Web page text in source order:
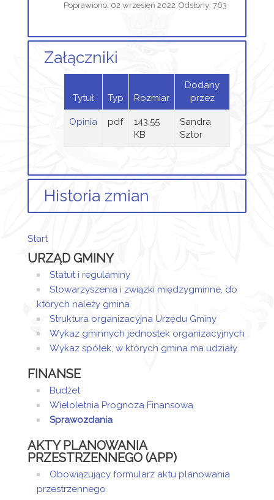
Poprawiono: 02 wrzesień 2022 Odsłony: 763
Załączniki
Tytuł Typ Rozmiar
Dodany
przez
Opinia pdf
143.55
KB
Sandra
Sztor
Historia zmian
został
utworzony.
Dodane
załączniki
Opinia
wrzesień
2022
Start
URZĄD GMINY
Statut i regulaminy
Stowarzyszenia i związki międzygminne, do
których należy gmina
Struktura organizacyjna Urzędu Gminy
Wykaz gminnych jednostek organizacyjnych
Wykaz spółek, w których gmina ma udziały
FINANSE
Budżet
Wieloletnia Prognoza Finansowa
Sprawozdania
AKTY PLANOWANIA
PRZESTRZENNEGO (APP)
Obowiązujący formularz aktu planowania
przestrzennego